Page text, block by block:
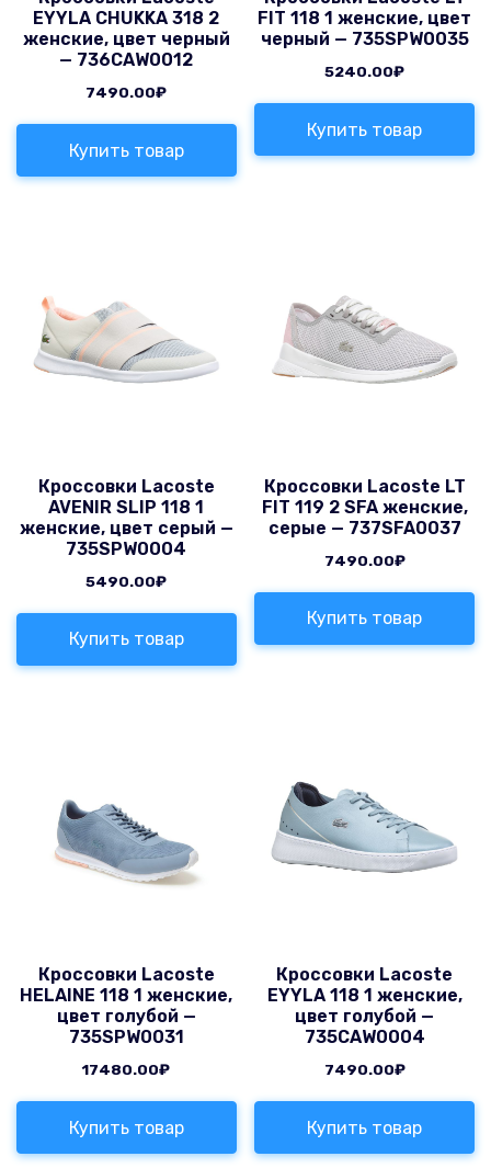
EYYLA CHUKKA 318 2
женские, цвет черный
— 736CAW0012
7490.00₽
Купить товар
FIT 118 1 женские, цвет
черный — 735SPW0035
5240.00₽
Купить товар
Кроссовки Lacoste
AVENIR SLIP 118 1
женские, цвет серый —
735SPW0004
5490.00₽
Купить товар
Кроссовки Lacoste LT
FIT 119 2 SFA женские,
серые — 737SFA0037
7490.00₽
Купить товар
Кроссовки Lacoste
HELAINE 118 1 женские,
цвет голубой —
735SPW0031
17480.00₽
Купить товар
Кроссовки Lacoste
EYYLA 118 1 женские,
цвет голубой —
735CAW0004
7490.00₽
Купить товар